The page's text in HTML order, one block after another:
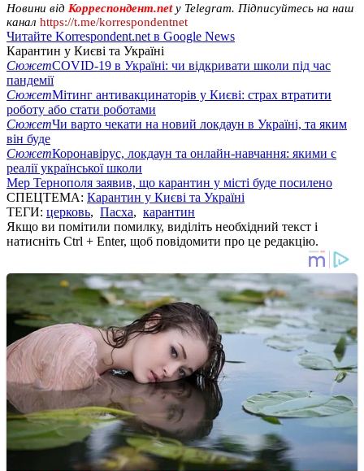
Новини від Корреспондент.net у Telegram. Підписуйтесь на наш
канал https://t.me/korrespondentnet
Читайте Korrespondent.net в Google News
Карантин у Києві та Україні
СюжетCOVID-19 в Україні: чи відкривати школи під час
пандемії
СюжетМітинг антивакцинаторів у Києві: страх втратити
роботу або стати роботами
СюжетЧи варто чекати на новий локдаун в Україні, та яким
він буде
СюжетКоронавірус, локдаун та онлайн-навчання: якими є
реалії української школи
Мер Тернополя заявив, що карантин у місті буде посилено
СПЕЦТЕМА: Карантин у Києві та Україні
ТЕГИ: церковь, Пасха, карантин
Якщо ви помітили помилку, виділіть необхідний текст і
натисніть Ctrl + Enter, щоб повідомити про це редакцію.